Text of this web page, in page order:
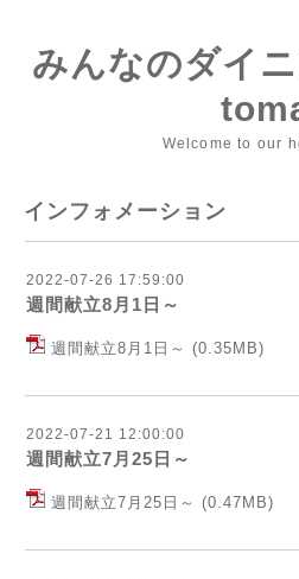
みんなのダイ
Welcome to our
インフォメーション
2022-07-26 17:59:00
週間献立8月1日～
週間献立8月1日～ (0.35MB)
2022-07-21 12:00:00
週間献立7月25日～
週間献立7月25日～ (0.47MB)